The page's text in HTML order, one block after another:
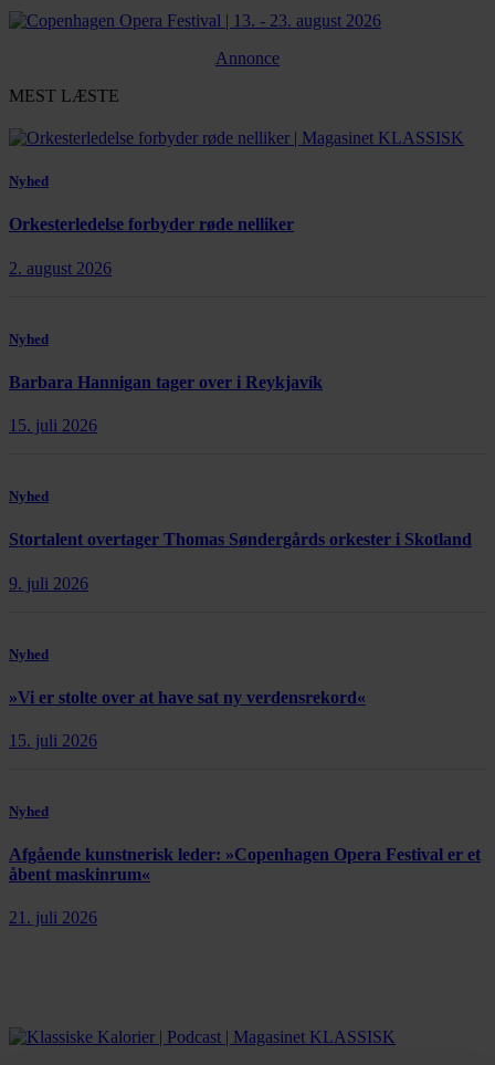
Annonce
MEST LÆSTE
Nyhed
Orkesterledelse forbyder røde nelliker
2. august 2026
Nyhed
Barbara Hannigan tager over i Reykjavík
15. juli 2026
Nyhed
Stortalent overtager Thomas Søndergårds orkester i Skotland
9. juli 2026
Nyhed
»Vi er stolte over at have sat ny verdensrekord«
15. juli 2026
Nyhed
Afgående kunstnerisk leder: »Copenhagen Opera Festival er et
åbent maskinrum«
21. juli 2026